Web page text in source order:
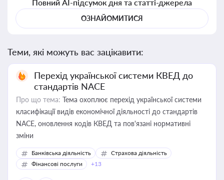
Повний AI-підсумок дня та статті-джерела
ОЗНАЙОМИТИСЯ
Теми, які можуть вас зацікавити:
Перехід української системи КВЕД до
стандартів NACE
Про що тема: Тема охоплює перехід української системи
класифікації видів економічної діяльності до стандартів
NACE, оновлення кодів КВЕД та пов'язані нормативні
зміни
Банківська діяльність
Страхова діяльність
Фінансові послуги
+13